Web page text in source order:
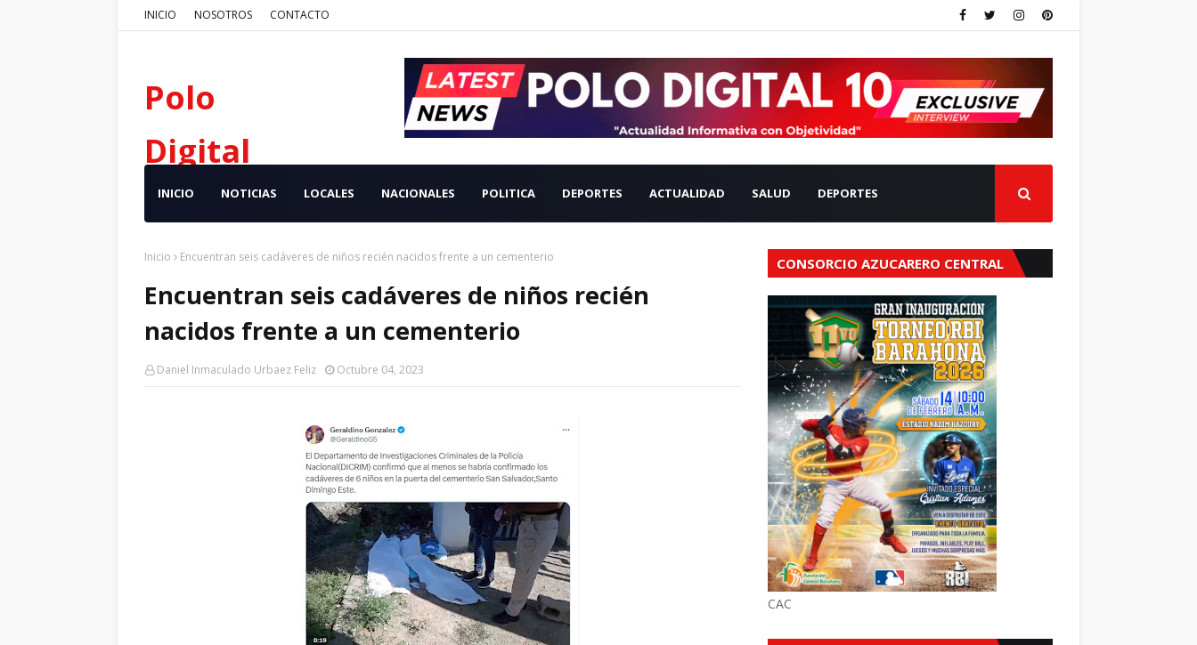
INICIO NOSOTROS CONTACTO
Polo
Digital
INICIO NOTICIAS LOCALES NACIONALES POLITICA DEPORTES ACTUALIDAD SALUD DEPORTES
Inicio Encuentran seis cadáveres de niños recién nacidos frente a un cementerio
Encuentran seis cadáveres de niños recién
nacidos frente a un cementerio
Daniel Inmaculado Urbaez Feliz Octubre 04, 2023
CONSORCIO AZUCARERO CENTRAL
CAC